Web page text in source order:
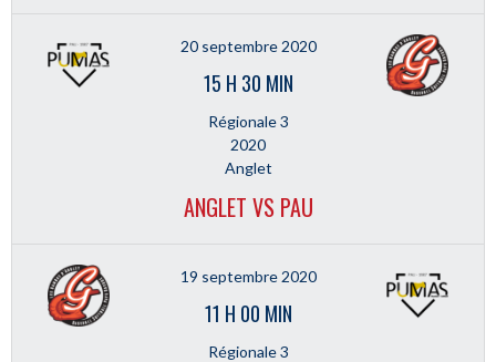
20 septembre 2020
15 H 30 MIN
Régionale 3
2020
Anglet
ANGLET VS PAU
19 septembre 2020
11 H 00 MIN
Régionale 3